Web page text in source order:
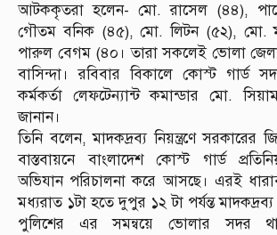
আটককৃতরা হলেন- মো. রাসেল (৪৪),
গৌতম বনিক (৪৫), মো. লিটন (৫২), মো.
পারুল বেগম (৪০। তারা সকলেই ভোলা
বাসিন্দা। রবিবার বিকালে কোস্ট গার্ড
কর্মকর্তা লেফটেন্যান্ট কমান্ডার মো.
জানান।
তিনি বলেন, মাদকদ্রব্য নিয়ন্ত্রণে সরকারের
বাস্তবায়নে বাংলাদেশ কোস্ট গার্ড
অভিযান পরিচালনা করে আসছে। এরই
মধ্যরাত ১টা হতে দুপুর ১২ টা পর্যন্ত মাদকদ্রব্য
পুলিশের এর সমন্বয়ে ভোলার সদর